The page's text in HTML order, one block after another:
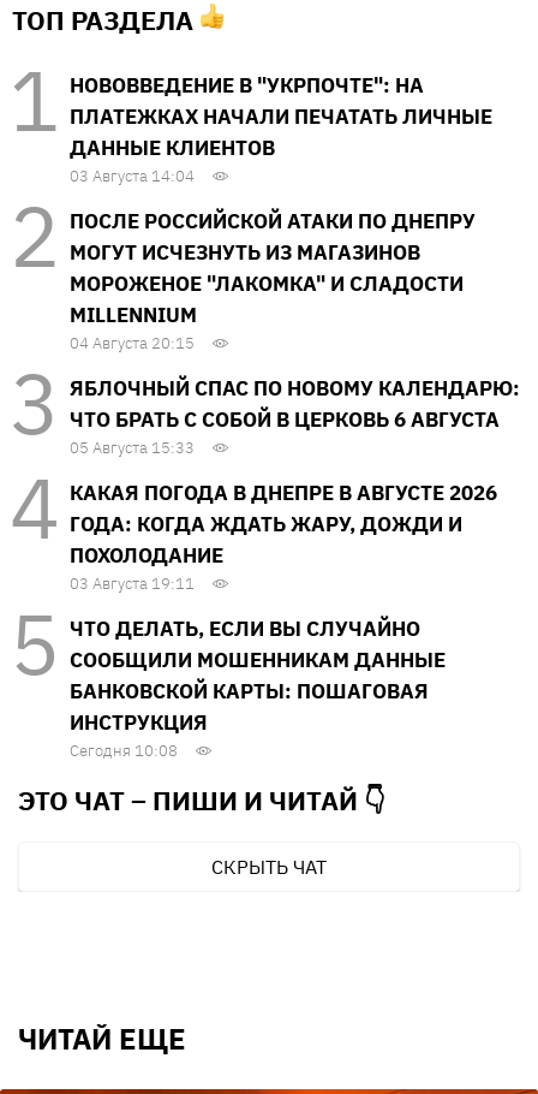
ТОП РАЗДЕЛА
НОВОВВЕДЕНИЕ В "УКРПОЧТЕ": НА
ПЛАТЕЖКАХ НАЧАЛИ ПЕЧАТАТЬ ЛИЧНЫЕ
ДАННЫЕ КЛИЕНТОВ
03 Августа 14:04
ПОСЛЕ РОССИЙСКОЙ АТАКИ ПО ДНЕПРУ
МОГУТ ИСЧЕЗНУТЬ ИЗ МАГАЗИНОВ
МОРОЖЕНОЕ "ЛАКОМКА" И СЛАДОСТИ
MILLENNIUM
04 Августа 20:15
ЯБЛОЧНЫЙ СПАС ПО НОВОМУ КАЛЕНДАРЮ:
ЧТО БРАТЬ С СОБОЙ В ЦЕРКОВЬ 6 АВГУСТА
05 Августа 15:33
КАКАЯ ПОГОДА В ДНЕПРЕ В АВГУСТЕ 2026
ГОДА: КОГДА ЖДАТЬ ЖАРУ, ДОЖДИ И
ПОХОЛОДАНИЕ
03 Августа 19:11
ЧТО ДЕЛАТЬ, ЕСЛИ ВЫ СЛУЧАЙНО
СООБЩИЛИ МОШЕННИКАМ ДАННЫЕ
БАНКОВСКОЙ КАРТЫ: ПОШАГОВАЯ
ИНСТРУКЦИЯ
Сегодня 10:08
ЭТО ЧАТ – ПИШИ И ЧИТАЙ 👇
СКРЫТЬ ЧАТ
ЧИТАЙ ЕЩЕ